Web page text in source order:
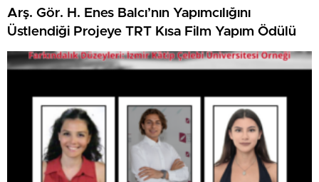
Arş. Gör. H. Enes Balcı’nın Yapımcılığını
Üstlendiği Projeye TRT Kısa Film Yapım Ödülü